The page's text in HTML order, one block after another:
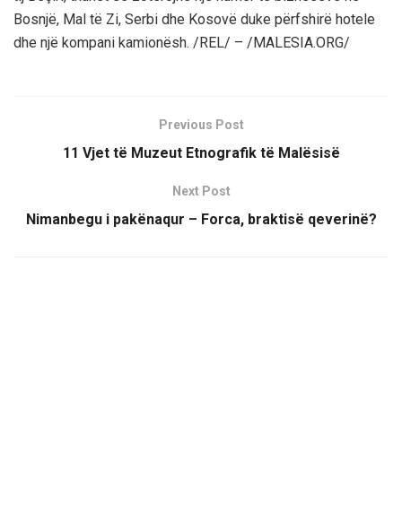
Bosnjë, Mal të Zi, Serbi dhe Kosovë duke përfshirë hotele
dhe një kompani kamionësh. /REL/ – /MALESIA.ORG/
Previous Post
11 Vjet të Muzeut Etnografik të Malësisë
Next Post
Nimanbegu i pakënaqur – Forca, braktisë qeverinë?